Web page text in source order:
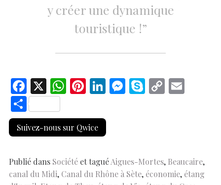
y créer une dynamique
touristique !”
F
ac
e
b
o
X W
at
s
p
Pi
er
es
Li
k
e
n
M
er
S C
n
S
h
ar
Suivez-nous sur Qwice
Publié dans Société et taguéAigues-Mortes, Beaucaire,
canal du Midi, Canal du Rhône à Sète, économie, étang